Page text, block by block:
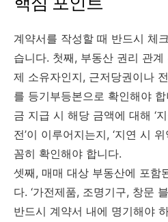
계약서를 작성할 때 반드시 체
습니다. 첫째, 부동산 권리 관
제 소유자인지, 근저당권이나
를 등기부등본으로 확인해야
금 지급 시 해당 금액에 대해 ‘
전’이 이루어지는지, ‘지연 시
꼼히 확인해야 합니다.
셋째, 매매 대상 부동산에 포함
다. ‘가전제품, 조명기구, 창문
반드시 계약서 내에 명기해야